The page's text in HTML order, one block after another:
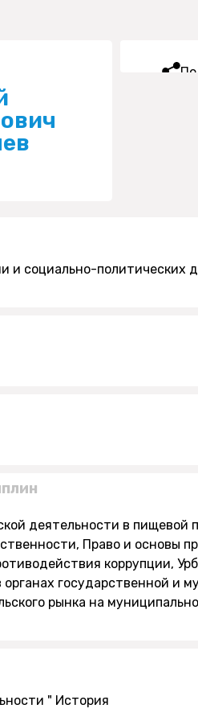
и социально-политических
деятельности в пищевой
Право и основы
коррупции,
государственной и
рынка на
" История